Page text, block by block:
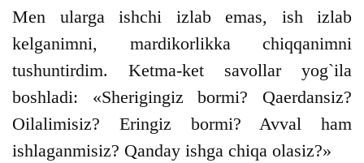
Men ularga ishchi izlab emas, ish izlab
kelganimni, mardikorlikka chiqqanimni
tushuntirdim. Ketma-ket savollar yog`ila
boshladi: «Sherigingiz bormi? Qaerdansiz?
Oilalimisiz? Eringiz bormi? Avval ham
ishlaganmisiz? Qanday ishga chiqa olasiz?»